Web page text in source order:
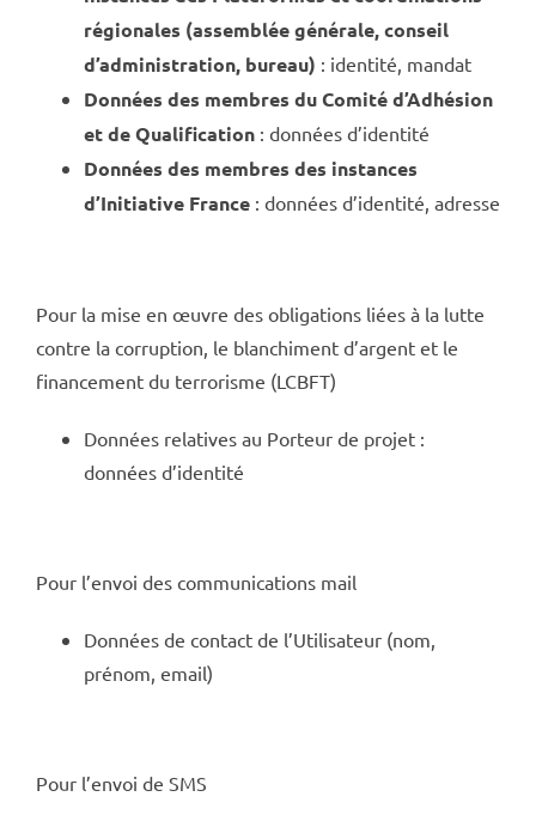
régionales (assemblée générale, conseil
d’administration, bureau) : identité, mandat
Données des membres du Comité d’Adhésion
et de Qualification: données d’identité
Données des membres des instances
d’Initiative France: données d’identité, adresse
Pour la mise en œuvre des obligations liées à la lutte
contre la corruption, le blanchiment d’argent et le
financement du terrorisme (LCBFT)
Données relatives au Porteur de projet :
données d’identité
Pour l’envoi des communications mail
Données de contact de l’Utilisateur (nom,
prénom, email)
Pour l’envoi de SMS